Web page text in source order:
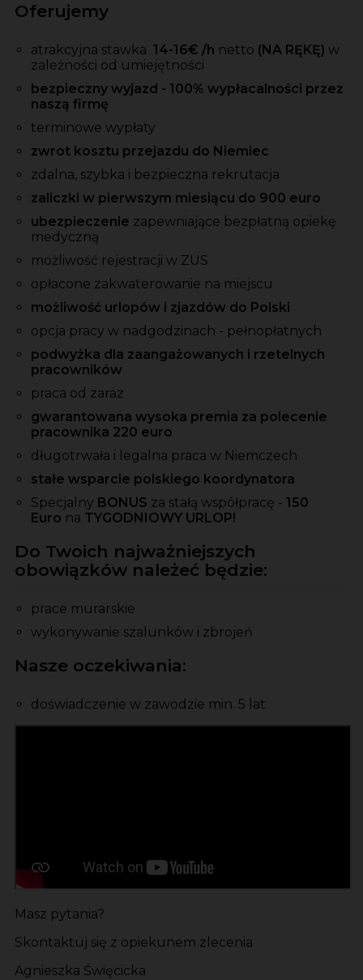
Oferujemy
atrakcyjna stawka 14-16€ /h netto (NA RĘKĘ) w
zależności od umiejętności
bezpieczny wyjazd - 100% wypłacalności przez
naszą firmę
terminowe wypłaty
zwrot kosztu przejazdu do Niemiec
zdalna, szybka i bezpieczna rekrutacja
zaliczki w pierwszym miesiącu do 900 euro
ubezpieczenie zapewniające bezpłatną opiekę
medyczną
możliwość rejestracji w ZUS
opłacone zakwaterowanie na miejscu
możliwość urlopów i zjazdów do Polski
opcja pracy w nadgodzinach - pełnopłatnych
podwyżka dla zaangażowanych i rzetelnych
pracowników
praca od zaraz
gwarantowana wysoka premia za polecenie
pracownika 220 euro
długotrwała i legalna praca w Niemczech
stałe wsparcie polskiego koordynatora
Specjalny BONUS za stałą współpracę - 150
Euro na TYGODNIOWY URLOP!
Do Twoich najważniejszych
obowiązków należeć będzie:
prace murarskie
wykonywanie szalunków i zbrojeń
Nasze oczekiwania:
doświadczenie w zawodzie min. 5 lat
Masz pytania?
Skontaktuj się z opiekunem zlecenia
Agnieszka Święcicka